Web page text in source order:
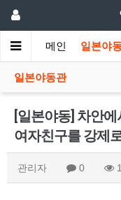
메인 일본야
일본야동관
[일본야동] 차안
여자친구를 강제
관리자 0